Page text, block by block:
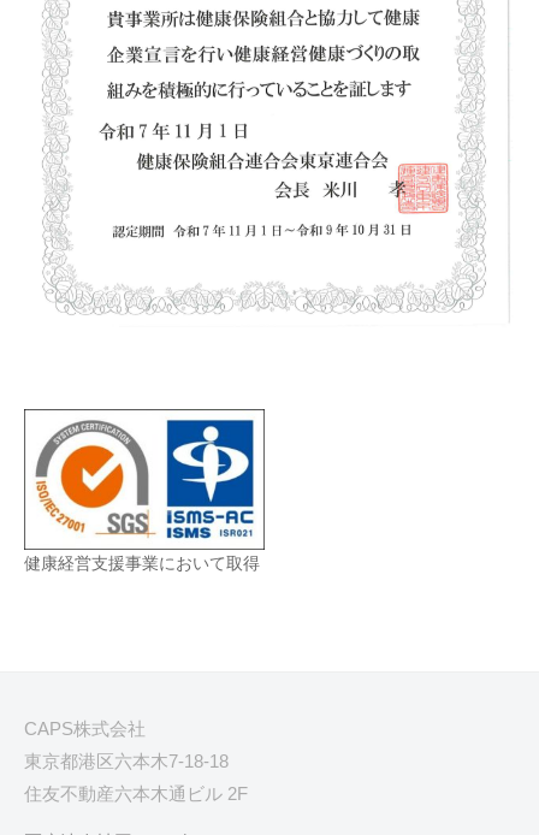
健康経営支援事業において取得
CAPS株式会社
東京都港区六本木7-18-18
住友不動産六本木通ビル 2F